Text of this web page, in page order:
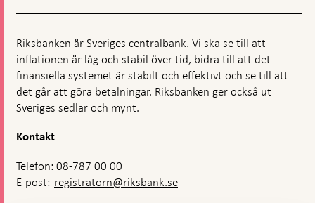
Riksbanken är Sveriges centralbank. Vi ska se till att
inflationen är låg och stabil över tid, bidra till att det
finansiella systemet är stabilt och effektivt och se till att
det går att göra betalningar. Riksbanken ger också ut
Sveriges sedlar och mynt.
Kontakt
Telefon: 08-787 00 00
E-post: registratorn@riksbank.se